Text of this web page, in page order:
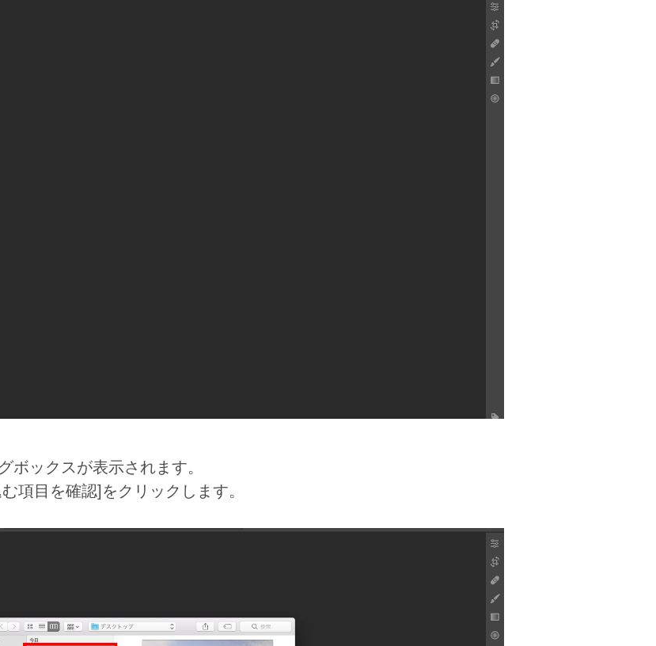
ボックスが表示されます。
項目を確認]をクリックします。